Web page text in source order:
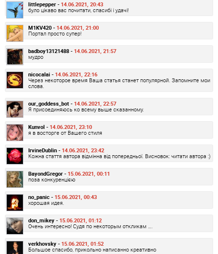
littlepepper - 14.06.2021, 20:43
було цікаво вас почитати, спасибі і удачі!
M1KV420 - 14.06.2021, 21:00
Портал просто супер!
badboy13121488 - 14.06.2021, 21:57
мудро
nicocalai - 14.06.2021, 22:16
Через некоторое время Ваша статья станет популярной. Запомните мои
слова.
our_goddess_bot - 14.06.2021, 22:57
Я присоединяюсь ко всему выше сказанному.
Kunvol - 14.06.2021, 23:10
я в восторге от Вашего стиля
IrvineDublin - 14.06.2021, 23:42
Кожна стаття автора відмінна від попередньої. Висновок: читати автора :)
BayondGregor - 15.06.2021, 00:11
поза конкуренцією
no_panic - 15.06.2021, 00:43
хорошая идея.
don_mikey - 15.06.2021, 01:12
Очень интересно! Судя по некоторым откликам ….
verkhovsky - 15.06.2021, 01:52
Большое спасибо, прикольно написанно креативно